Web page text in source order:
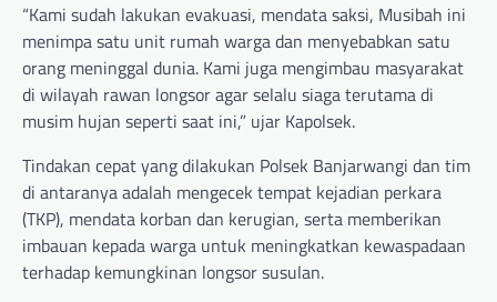
“Kami sudah lakukan evakuasi, mendata saksi, Musibah ini
menimpa satu unit rumah warga dan menyebabkan satu
orang meninggal dunia. Kami juga mengimbau masyarakat
di wilayah rawan longsor agar selalu siaga terutama di
musim hujan seperti saat ini,” ujar Kapolsek.
Tindakan cepat yang dilakukan Polsek Banjarwangi dan tim
di antaranya adalah mengecek tempat kejadian perkara
(TKP), mendata korban dan kerugian, serta memberikan
imbauan kepada warga untuk meningkatkan kewaspadaan
terhadap kemungkinan longsor susulan.